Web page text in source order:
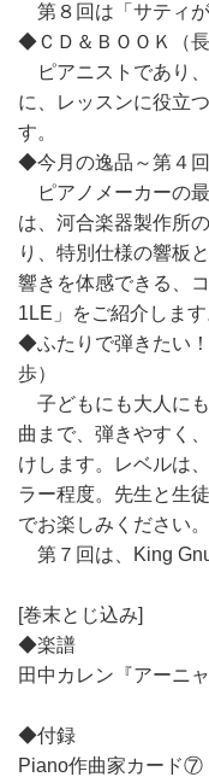
第８回は「サティが
◆ＣＤ＆ＢＯＯＫ（長
ピアニストであり
に、レッスンに役立
す。
◆今月の逸品～第４
ピアノメーカーの
は、河合楽器製作所
り、特別仕様の響板
響きを体感できる、
1LE」をご紹介します
◆ふたりで弾きたい
歩）
子どもにも大人に
曲まで、弾きやすく
けします。レベルは
ラー程度。先生と生
でお楽しみください。
第７回は、King
[巻末とじ込み]
◆楽譜
田中カレン『アーニ
◆付録
Piano作曲家カード⑦